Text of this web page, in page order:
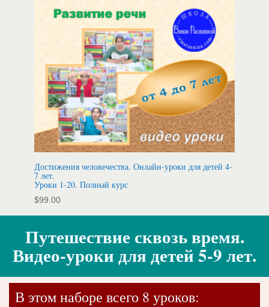
Достижения человечества. Онлайн-уроки для детей 4-
7 лет.
Уроки 1-20. Полный курс
$99.00
Путешествие сквозь время.
Видео-уроки для детей 5-9 лет.
В этом наборе всего 8 уроков: